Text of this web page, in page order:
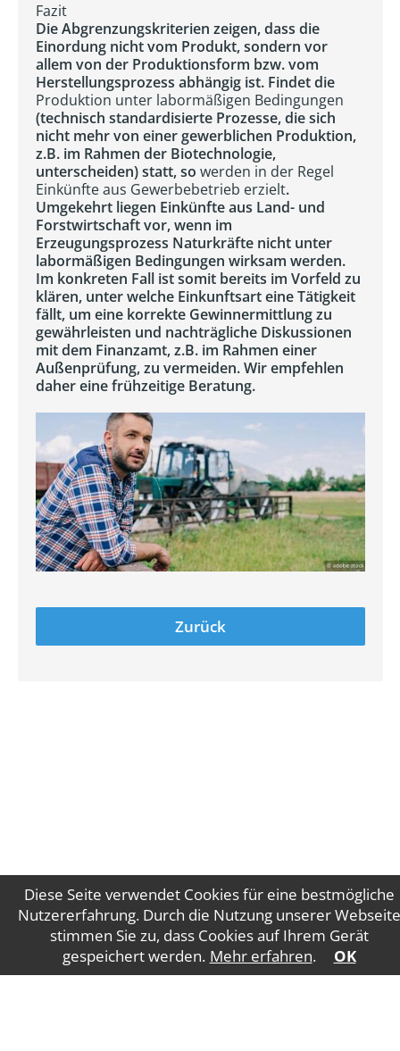
Diese Seite verwendet Cookies für eine bestmögliche
Nutzererfahrung. Durch die Nutzung unserer Webseite
stimmen Sie zu, dass Cookies auf Ihrem Gerät
gespeichert werden. Mehr erfahren. OK
Fazit
Die Abgrenzungskriterien zeigen, dass die
Einordung nicht vom Produkt, sondern vor
allem von der Produktionsform bzw. vom
Herstellungsprozess abhängig ist. Findet die
Produktion unter labormäßigen Bedingungen
(technisch standardisierte Prozesse, die sich
nicht mehr von einer gewerblichen Produktion,
z.B. im Rahmen der Biotechnologie,
unterscheiden) statt, so werden in der Regel
Einkünfte aus Gewerbebetrieb erzielt.
Umgekehrt liegen Einkünfte aus Land- und
Forstwirtschaft vor, wenn im
Erzeugungsprozess Naturkräfte nicht unter
labormäßigen Bedingungen wirksam werden.
Im konkreten Fall ist somit bereits im Vorfeld zu
klären, unter welche Einkunftsart eine Tätigkeit
fällt, um eine korrekte Gewinnermittlung zu
gewährleisten und nachträgliche Diskussionen
mit dem Finanzamt, z.B. im Rahmen einer
Außenprüfung, zu vermeiden. Wir empfehlen
daher eine frühzeitige Beratung.
Zurück
Impressum Datenschutz